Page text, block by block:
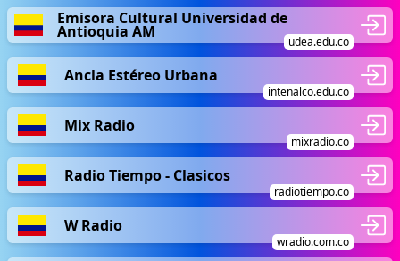
Emisora Cultural Universidad de
Antioquia AM
udea.edu.co
Ancla Estéreo Urbana
intenalco.edu.co
Mix Radio
mixradio.co
Radio Tiempo - Clasicos
radiotiempo.co
W Radio
wradio.com.co